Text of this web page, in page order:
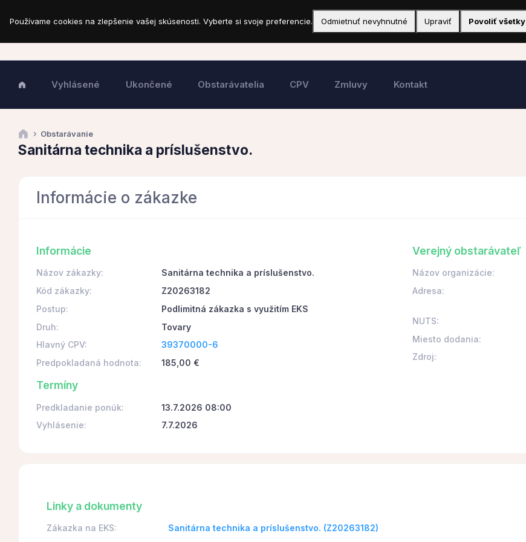
Vyhlásené Ukončené Obstarávatelia CPV Zmluvy Kontakt
Obstarávanie
Sanitárna technika a príslušenstvo.
Informácie o zákazke
Informácie
Názov zákazky:
Sanitárna technika a príslušenstvo.
Kód zákazky:
Z20263182
Postup:
Podlimitná zákazka s využitím EKS
Druh:
Tovary
Hlavný CPV:
39370000-6
Predpokladaná hodnota:
185,00 €
Termíny
Predkladanie ponúk:
13.7.2026 08:00
Vyhlásenie:
7.7.2026
Verejný obstarávateľ
Názov organizácie:
Adresa:
NUTS:
Miesto dodania:
Zdroj:
Linky a dokumenty
Zákazka na EKS: Sanitárna technika a príslušenstvo. (Z20263182)
Používame cookies na zlepšenie vašej skúsenosti. Vyberte si svoje preferencie. Odmietnuť nevyhnutné Upraviť Povoliť všetky